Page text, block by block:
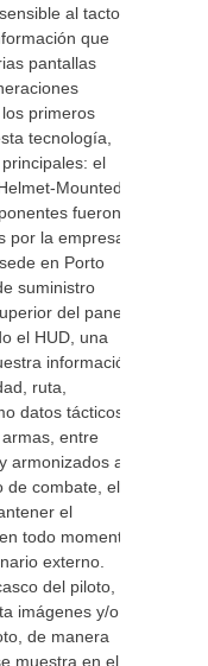
al tacto,
que
pantallas
primeros
tecnología,
el
Mounted
fueron
por la empresa
en Porto
suministro
del panel
el HUD, una
información
ruta,
datos tácticos
entre
armonizados a
de combate, el
el
todo momento
externo.
del piloto,
imágenes y/o
de manera
muestra en el